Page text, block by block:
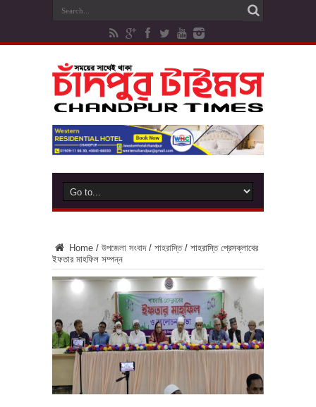
Home / উপজেলা সংবাদ / শাহরাস্তি / শাহরাস্তি প্রেসক্লাবের
ইফতার মাহফিল সম্পন্ন